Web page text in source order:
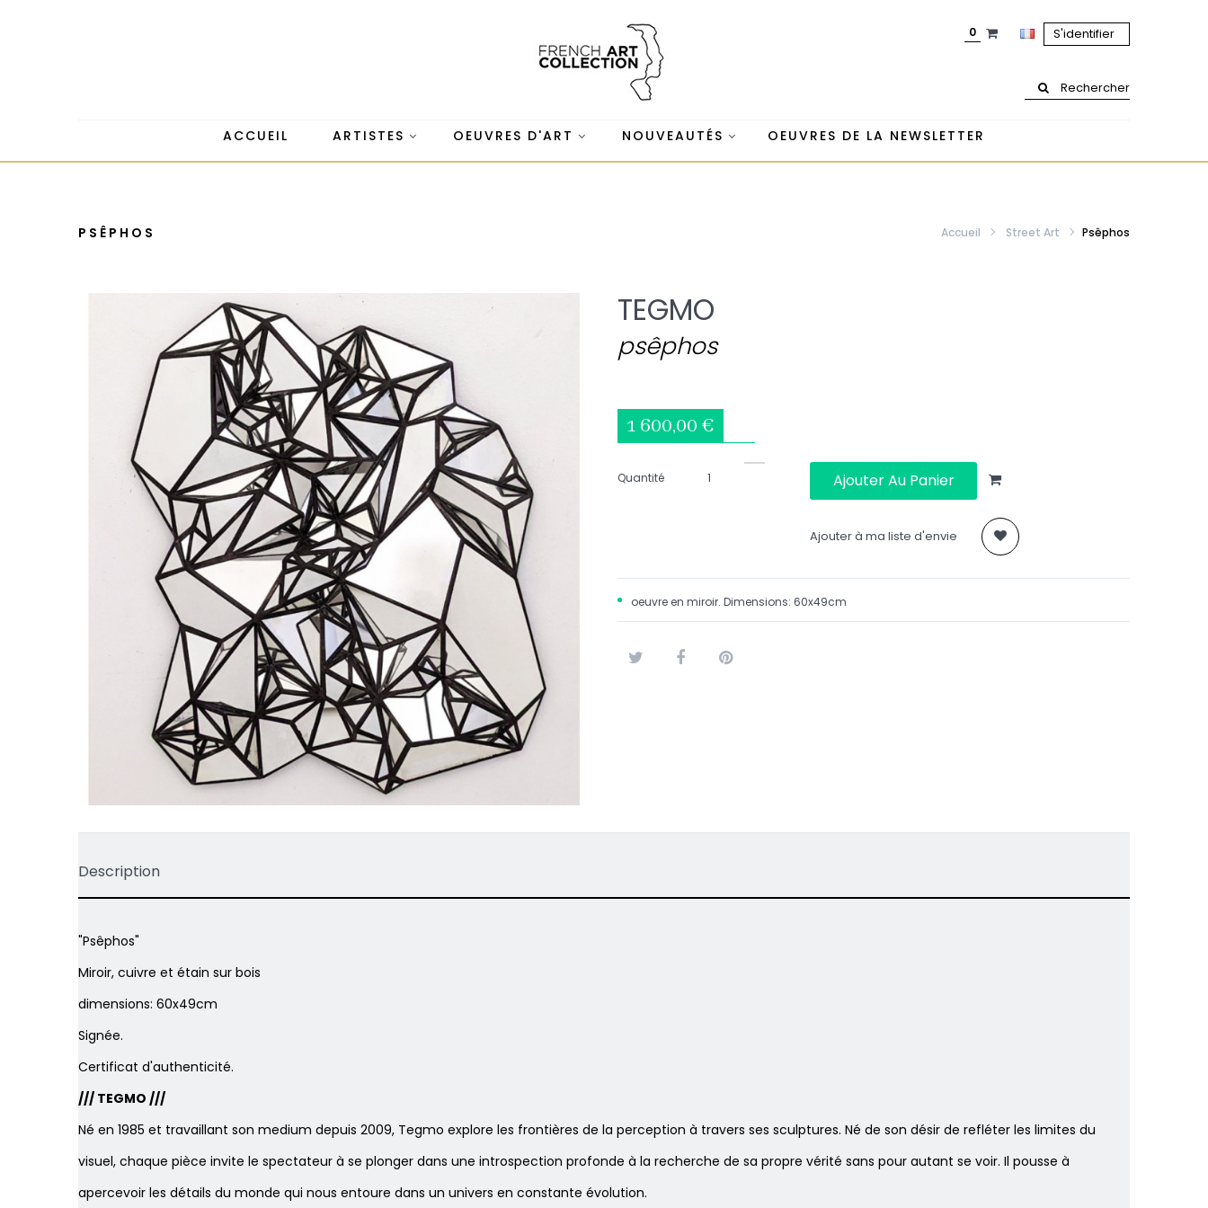
S'identifier
0
Rechercher
ACCUEIL ARTISTES OEUVRES D'ART NOUVEAUTÉS OEUVRES DE LA NEWSLETTER
PSÊPHOS Accueil Street Art Psêphos
TEGMO
psêphos
1 600,00 €
Quantité Ajouter Au Panier
Ajouter à ma liste d'envie
oeuvre en miroir. Dimensions: 60x49cm
Description
"Psêphos"
Miroir, cuivre et étain sur bois
dimensions: 60x49cm
Signée.
Certificat d'authenticité.
/// TEGMO ///
Né en 1985 et travaillant son medium depuis 2009, Tegmo explore les frontières de la perception à travers ses sculptures. Né de son désir de refléter les limites du
visuel, chaque pièce invite le spectateur à se plonger dans une introspection profonde à la recherche de sa propre vérité sans pour autant se voir. Il pousse à
apercevoir les détails du monde qui nous entoure dans un univers en constante évolution.